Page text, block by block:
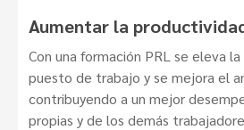
Aumentar la
Con una formación PRL se eleva
puesto de trabajo y se mejora el
contribuyendo a un mejor
propias y de los demás